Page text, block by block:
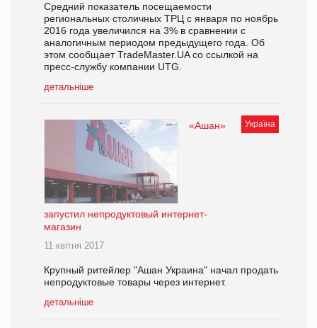
Средний показатель посещаемости
региональных столичных ТРЦ с января по ноябрь
2016 года увеличился на 3% в сравнении с
аналогичным периодом предыдущего года. Об
этом сообщает TradeMaster.UA со ссылкой на
пресс-службу компании UTG.
детальніше
Україна
«Ашан»
запустил непродуктовый интернет-
магазин
11 квітня 2017
Крупный ритейлер "Ашан Украина" начал продать
непродуктовые товары через интернет.
детальніше